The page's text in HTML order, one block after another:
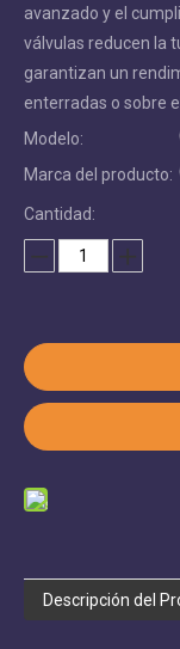
avanzado y el
válvulas reducen la
garantizan un
enterradas o sobre
Modelo:
Marca del producto:
Cantidad:
Descripción del